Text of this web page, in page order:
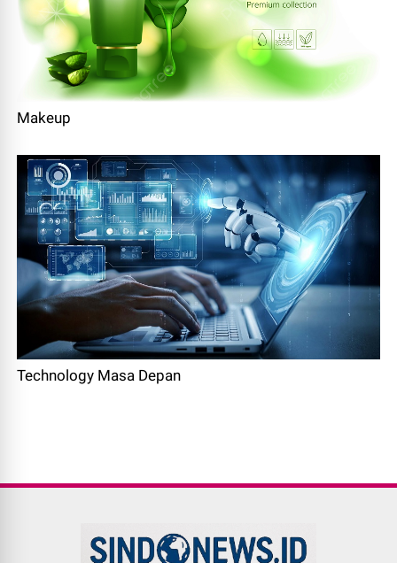
Makeup
Technology Masa Depan